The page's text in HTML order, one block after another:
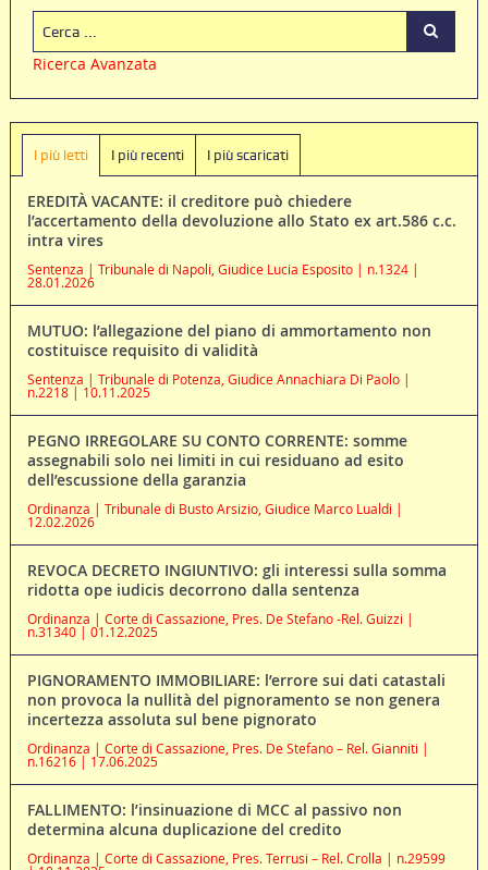
Ricerca Avanzata
I più letti I più recenti I più scaricati
EREDITÀ VACANTE: il creditore può chiedere
l’accertamento della devoluzione allo Stato ex art.586 c.c.
intra vires
Sentenza | Tribunale di Napoli, Giudice Lucia Esposito | n.1324 |
28.01.2026
MUTUO: l’allegazione del piano di ammortamento non
costituisce requisito di validità
Sentenza | Tribunale di Potenza, Giudice Annachiara Di Paolo |
n.2218 | 10.11.2025
PEGNO IRREGOLARE SU CONTO CORRENTE: somme
assegnabili solo nei limiti in cui residuano ad esito
dell’escussione della garanzia
Ordinanza | Tribunale di Busto Arsizio, Giudice Marco Lualdi |
12.02.2026
REVOCA DECRETO INGIUNTIVO: gli interessi sulla somma
ridotta ope iudicis decorrono dalla sentenza
Ordinanza | Corte di Cassazione, Pres. De Stefano -Rel. Guizzi |
n.31340 | 01.12.2025
PIGNORAMENTO IMMOBILIARE: l’errore sui dati catastali
non provoca la nullità del pignoramento se non genera
incertezza assoluta sul bene pignorato
Ordinanza | Corte di Cassazione, Pres. De Stefano – Rel. Gianniti |
n.16216 | 17.06.2025
FALLIMENTO: l’insinuazione di MCC al passivo non
determina alcuna duplicazione del credito
Ordinanza | Corte di Cassazione, Pres. Terrusi – Rel. Crolla | n.29599